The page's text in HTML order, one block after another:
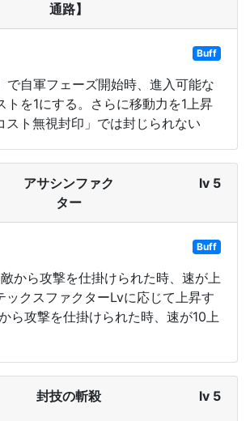
通路】
Buff
で自軍フェーズ開始時、進入可能な
トを1にする。さらに移動力を1上昇
スト無視封印」では封じられない
アサシンファク
ター
lv 5
Buff
敵から攻撃を仕掛けられた時、速が上
ックスファクターLvに応じて上昇す
ら攻撃を仕掛けられた時、速が10上
封技の斬殺 lv 5